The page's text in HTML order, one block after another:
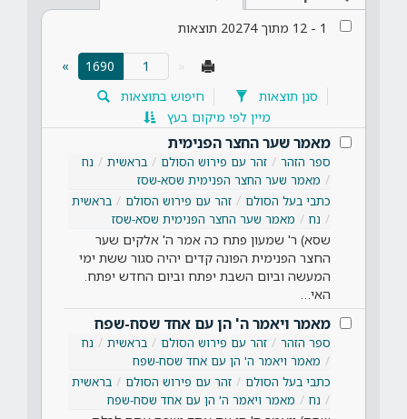
1
-
12 מתוך20274 תוצאות
1690
(current)
»
סנן תוצאות
חיפוש בתוצאות
מיין לפי מיקום בעץ
מאמר שער החצר הפנימית
ספר הזהר זהר עם פירוש הסולם בראשית
נח
מאמר שער החצר הפנימית שסא-שסז
כתבי בעל הסולם
זהר עם פירוש הסולם
בראשית
נח
מאמר שער החצר הפנימית שסא-שסז
שסא) ר' שמעון פתח כה אמר ה' אלקים שער
החצר הפנימית הפונה קדים יהיה סגור ששת ימי
המעשה וביום השבת יפתח וביום החדש יפתח.
האי…
מאמר ויאמר ה' הן עם אחד שסח-שפח
ספר הזהר זהר עם פירוש הסולם בראשית
נח
מאמר ויאמר ה' הן עם אחד שסח-שפח
כתבי בעל הסולם
זהר עם פירוש הסולם
בראשית
נח
מאמר ויאמר ה' הן עם אחד שסח-שפח